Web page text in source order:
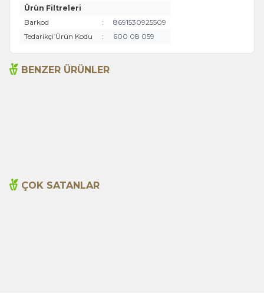
Ürün Filtreleri
Barkod
:
8691530925509
Tedarikçi Ürün Kodu
: 600 08 059
BENZER ÜRÜNLER
ÇOK SATANLAR